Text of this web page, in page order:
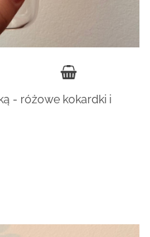
- różowe kokardki i